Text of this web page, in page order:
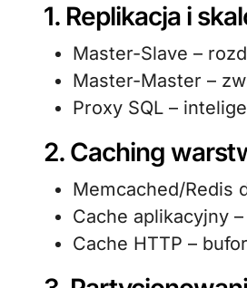
1. Replikacja i
Master-Slave –
Master-Master –
Proxy SQL –
2. Caching
Memcached/Redis
Cache aplikacyjny
Cache HTTP –